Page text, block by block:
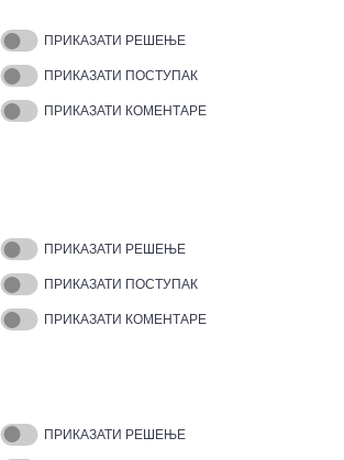
ПРИКАЗАТИ РЕШЕЊЕ
ПРИКАЗАТИ ПОСТУПАК
ПРИКАЗАТИ КОМЕНТАРЕ
ПРИКАЗАТИ РЕШЕЊЕ
ПРИКАЗАТИ ПОСТУПАК
ПРИКАЗАТИ КОМЕНТАРЕ
ПРИКАЗАТИ РЕШЕЊЕ